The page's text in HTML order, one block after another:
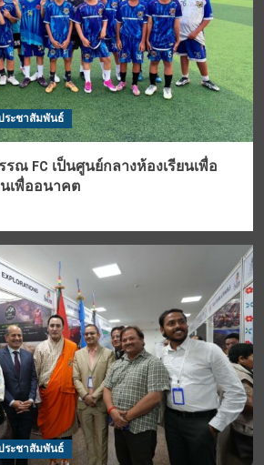
ระชาสัมพันธ์
ณ FC เป็นศูนย์กลางห้องเรียนเพื่อ
เพื่ออนาคต
ระชาสัมพันธ์